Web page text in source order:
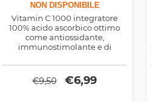
NON DISPONIBILE
Vitamin C 1000 integratore
100% acido ascorbico ottimo
come antiossidante,
immunostimolante e di
effetti salutistico sportivi
€9,50 €6,99